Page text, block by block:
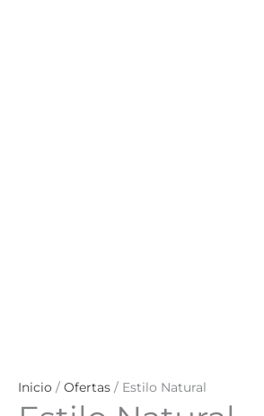
Inicio / Ofertas / Estilo Natural